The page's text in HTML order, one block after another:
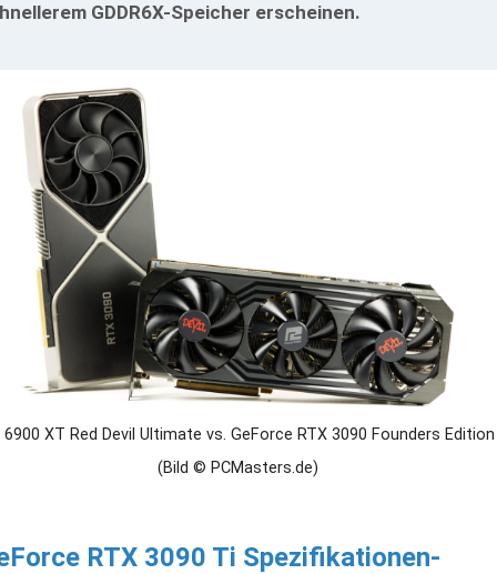
GDDR6X-Speicher erscheinen.
6900 XT Red Devil Ultimate vs. GeForce RTX 3090 Founders Edition
(Bild © PCMasters.de)
RTX 3090 Ti Spezifikationen-